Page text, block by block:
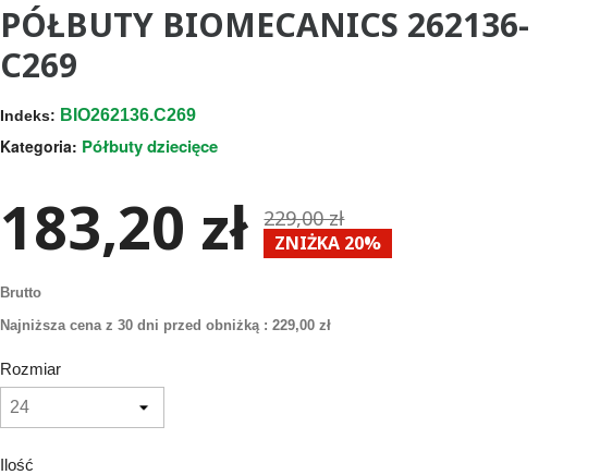
PÓŁBUTY BIOMECANICS 262136-
C269
Indeks: BIO262136.C269
Kategoria: Półbuty dziecięce
183,20 zł 229,00 zł
ZNIŻKA 20%
Brutto
Najniższa cena z 30 dni przed obniżką : 229,00 zł
Rozmiar
Ilość